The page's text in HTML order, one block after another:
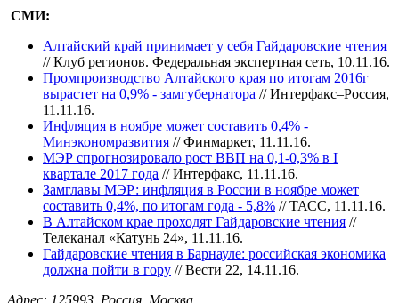
СМИ:
Алтайский край принимает у себя Гайдаровские чтения
// Клуб регионов. Федеральная экспертная сеть, 10.11.16.
Промпроизводство Алтайского края по итогам 2016г
вырастет на 0,9% - замгубернатора // Интерфакс–Россия,
11.11.16.
Инфляция в ноябре может составить 0,4% -
Минэкономразвития // Финмаркет, 11.11.16.
МЭР спрогнозировало рост ВВП на 0,1-0,3% в I
квартале 2017 года // Интерфакс, 11.11.16.
Замглавы МЭР: инфляция в России в ноябре может
составить 0,4%, по итогам года - 5,8% // ТАСС, 11.11.16.
В Алтайском крае проходят Гайдаровские чтения //
Телеканал «Катунь 24», 11.11.16.
Гайдаровские чтения в Барнауле: российская экономика
должна пойти в гору // Вести 22, 14.11.16.
Адрес: 125993, Россия, Москва,